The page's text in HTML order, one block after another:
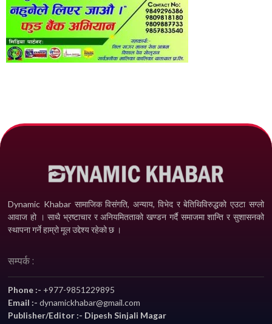
Dynamic Khabar सामाजिक विसंगति, अन्याय, विभेद­ र बेतिथिविरुद्धको एउटा सग्लो
आवाज हो । साथै भ्रष्टाचार र अनियमितताको खण्डन गर्दै समाजमा शान्ति र सुशासनको
स्थापना गर्ने हाम्रो मूल उद्देश्य रहेको छ ।
सम्पर्क :
Phone :- +977-9851229895
Email :-dynamickhabar@gmail.com
Publisher/Editor :- Dipesh Sinjali Magar